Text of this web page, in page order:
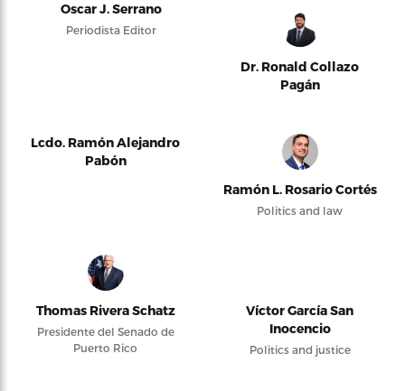
Oscar J. Serrano
Periodista Editor
Dr. Ronald Collazo
Pagán
Lcdo. Ramón Alejandro
Pabón
Ramón L. Rosario Cortés
Politics and law
Thomas Rivera Schatz
Presidente del Senado de
Puerto Rico
Víctor García San
Inocencio
Politics and justice